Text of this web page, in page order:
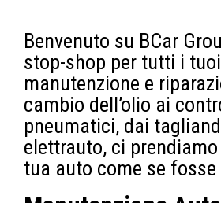
Benvenuto su BCar
stop-shop per tutti i
manutenzione e
cambio dell’olio ai
pneumatici, dai
elettrauto, ci
tua auto come se